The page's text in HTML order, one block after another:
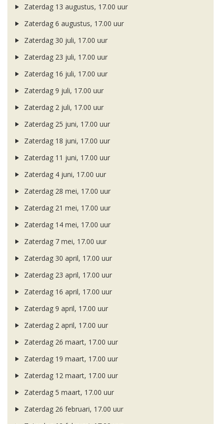
Zaterdag 13 augustus, 17.00 uur
Zaterdag 6 augustus, 17.00 uur
Zaterdag 30 juli, 17.00 uur
Zaterdag 23 juli, 17.00 uur
Zaterdag 16 juli, 17.00 uur
Zaterdag 9 juli, 17.00 uur
Zaterdag 2 juli, 17.00 uur
Zaterdag 25 juni, 17.00 uur
Zaterdag 18 juni, 17.00 uur
Zaterdag 11 juni, 17.00 uur
Zaterdag 4 juni, 17.00 uur
Zaterdag 28 mei, 17.00 uur
Zaterdag 21 mei, 17.00 uur
Zaterdag 14 mei, 17.00 uur
Zaterdag 7 mei, 17.00 uur
Zaterdag 30 april, 17.00 uur
Zaterdag 23 april, 17.00 uur
Zaterdag 16 april, 17.00 uur
Zaterdag 9 april, 17.00 uur
Zaterdag 2 april, 17.00 uur
Zaterdag 26 maart, 17.00 uur
Zaterdag 19 maart, 17.00 uur
Zaterdag 12 maart, 17.00 uur
Zaterdag 5 maart, 17.00 uur
Zaterdag 26 februari, 17.00 uur